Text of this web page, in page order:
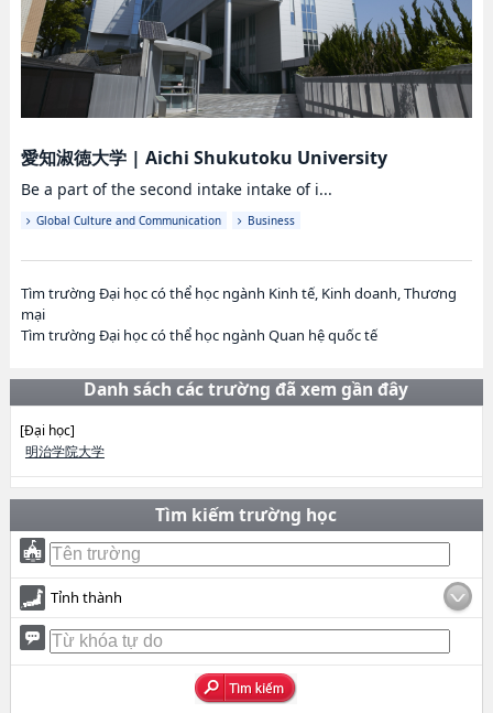
愛知淑徳大学| Aichi Shukutoku University
Be a part of the second intake intake of i...
Global Culture and Communication Business
Tìm trường Đại học có thể học ngành Kinh tế, Kinh doanh, Thương
mại
Tìm trường Đại học có thể học ngành Quan hệ quốc tế
Danh sách các trường đã xem gần đây
[Đại học]
明治学院大学
Tìm kiếm trường học
Tỉnh thành